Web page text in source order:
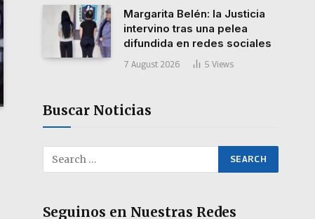
Margarita Belén: la Justicia
intervino tras una pelea
difundida en redes sociales
7 August 2026 5 Views
Buscar Noticias
Seguinos en Nuestras Redes